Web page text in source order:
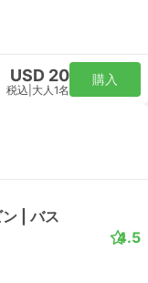
USD 20
税込 大人1名
購入
| バス
4.5